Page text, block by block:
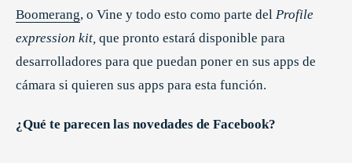
Boomerang, o Vine y todo esto como parte del Profile
expression kit, que pronto estará disponible para
desarrolladores para que puedan poner en sus apps de
cámara si quieren sus apps para esta función.
¿Qué te parecen las novedades de Facebook?